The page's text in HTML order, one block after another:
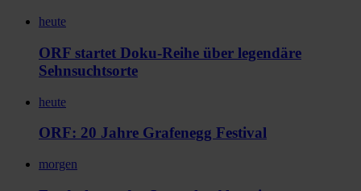
heute
ORF startet Doku-Reihe über legendäre
Sehnsuchtsorte
heute
ORF: 20 Jahre Grafenegg Festival
morgen